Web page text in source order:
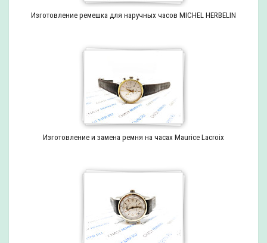
Изготовление ремешка для наручных часов MICHEL HERBELIN
Изготовление и замена ремня на часах Maurice Lacroix